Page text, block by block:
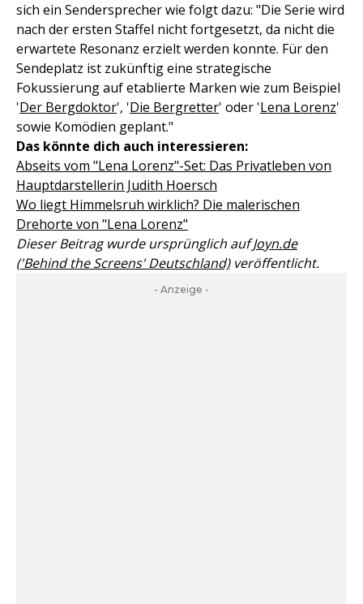
sich ein Sendersprecher wie folgt dazu: "Die Serie wird
nach der ersten Staffel nicht fortgesetzt, da nicht die
erwartete Resonanz erzielt werden konnte. Für den
Sendeplatz ist zukünftig eine strategische
Fokussierung auf etablierte Marken wie zum Beispiel
'Der Bergdoktor', 'Die Bergretter' oder 'Lena Lorenz'
sowie Komödien geplant."
Das könnte dich auch interessieren:
Abseits vom "Lena Lorenz"-Set: Das Privatleben von
Hauptdarstellerin Judith Hoersch
Wo liegt Himmelsruh wirklich? Die malerischen
Drehorte von "Lena Lorenz"
Dieser Beitrag wurde ursprünglich aufJoyn.de
('Behind the Screens' Deutschland)veröffentlicht.
- Anzeige -